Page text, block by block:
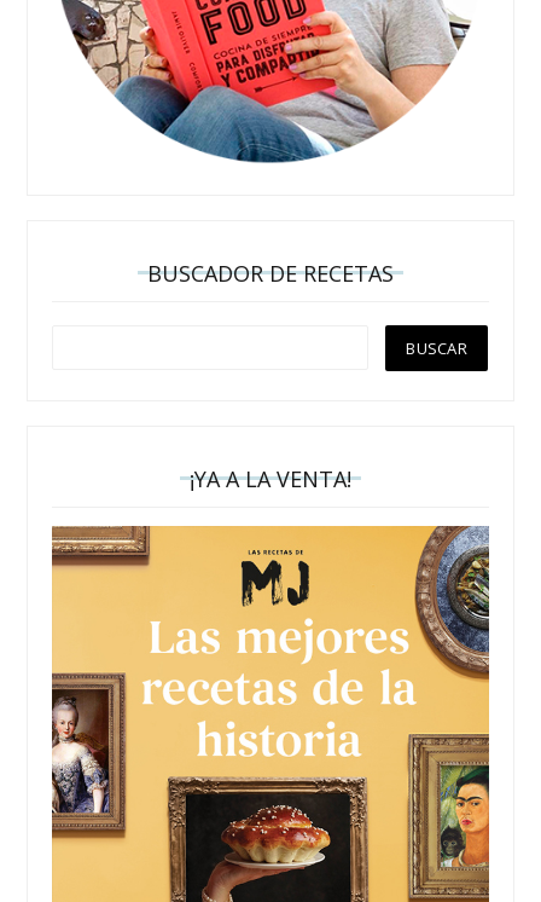
BUSCADOR DE RECETAS
¡YA A LA VENTA!